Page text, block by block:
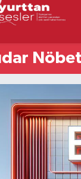
ve Fikstür